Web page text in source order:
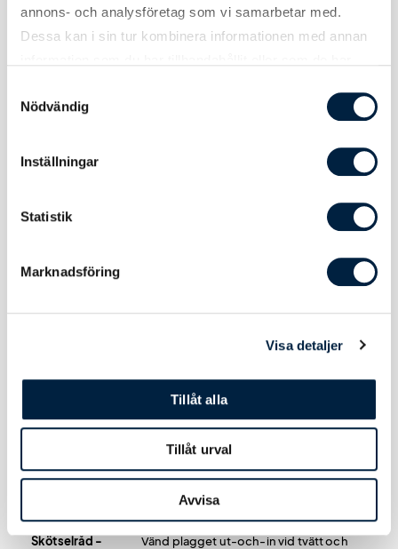
annons- och analysföretag som vi samarbetar med.
Dessa kan i sin tur kombinera informationen med annan
Nödvändig
Inställningar
Statistik
Marknadsföring
Visa detaljer
Tillåt alla
Tillåt urval
Avvisa
Tryckmetod(er) Screentryck eller brodyr
annars på mycket låg värme på tröjans
bröst
Brodyryta rygg
kläder
Vänd plagget ut-och-in vid tvätt och
brodyren. Stryk annars på mycket låg
värme på plaggets insida.
Skötselråd -
Vänd plagget ut-och-in vid tvätt och